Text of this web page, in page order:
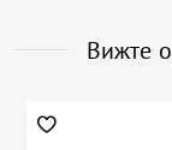
Вижте